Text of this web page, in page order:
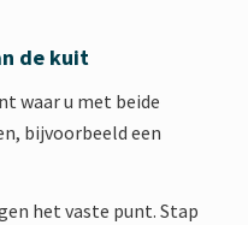
de kuit
waar u met beide
bijvoorbeeld een
het vaste punt. Stap